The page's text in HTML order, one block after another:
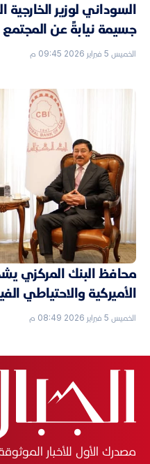
السوداني لوزير
جسيمة نيابةً عن المجتمع
الخميس 5 فبراير 2026 09:45 م
محافظ البنك المركزي
الأميركية والاحتياطي
الخميس 5 فبراير 2026 08:49 م
مصدرك الأول للأخبار